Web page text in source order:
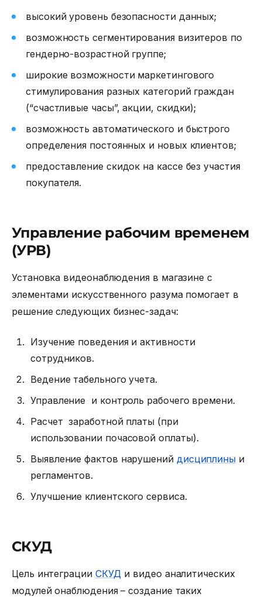
высокий уровень безопасности данных;
возможность сегментирования визитеров по
гендерно-возрастной группе;
широкие возможности маркетингового
стимулирования разных категорий граждан
(“счастливые часы”, акции, скидки);
возможность автоматического и быстрого
определения постоянных и новых клиентов;
предоставление скидок на кассе без участия
покупателя.
Управление рабочим временем
(УРВ)
Установка видеонаблюдения в магазине с
элементами искусственного разума помогает в
решение следующих бизнес-задач:
Изучение поведения и активности
сотрудников.
Ведение табельного учета.
Управление и контроль рабочего времени.
Расчет заработной платы (при
использовании почасовой оплаты).
Выявление фактов нарушений дисциплины и
регламентов.
Улучшение клиентского сервиса.
СКУД
Цель интеграции СКУД и видео аналитических
модулей онаблюдения – создание таких